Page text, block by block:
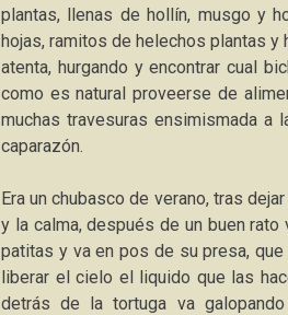
plantas, llenas de hollín, musgo y
hojas, ramitos de helechos plantas
atenta, hurgando y encontrar cual
como es natural proveerse de
muchas travesuras ensimismada a
caparazón.
Era un chubasco de verano, tras
y la calma, después de un buen
patitas y va en pos de su presa,
liberar el cielo el liquido que las
detrás de la tortuga va